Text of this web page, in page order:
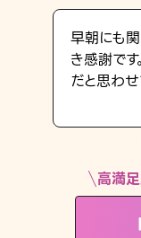
LINE占いを
※LINEアプリ内のサービスペ
早朝にも
き感謝で
だと思わせ
高満